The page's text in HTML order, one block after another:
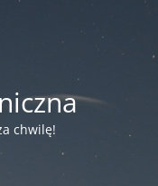
chwilę!